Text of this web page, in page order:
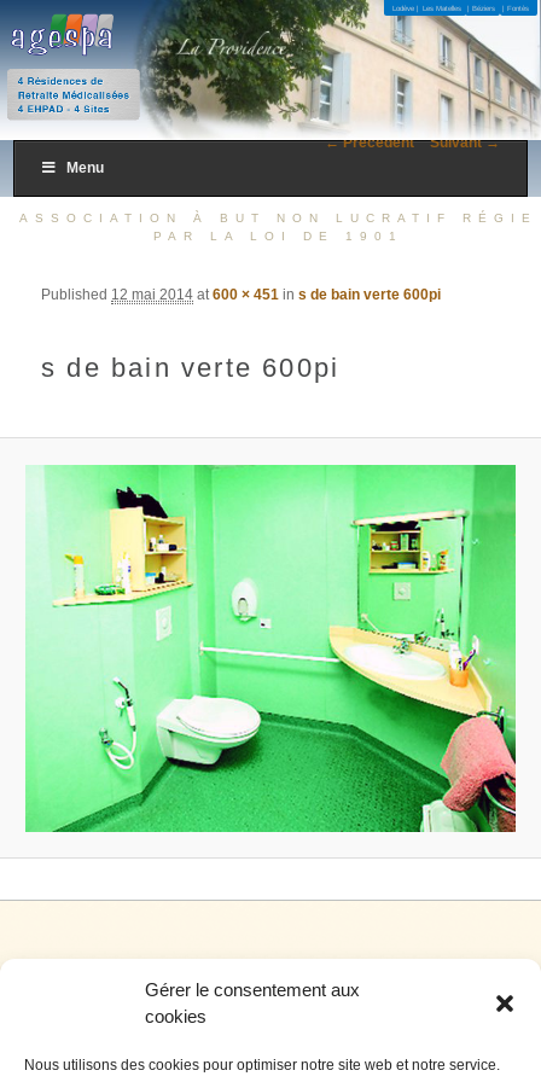
Gérer le consentement aux
cookies
Nous utilisons des cookies pour optimiser notre site web et notre service.
AGESPA
4 Résidences de Retraite Médicalisées 4 EHPAD – 4 Sites Lodève | Les Matelles | Béziers | Fontès
Menu
ASSOCIATION À BUT NON LUCRATIF RÉGIE
PAR LA LOI DE 1901
← Précédent Suivant →
s de bain verte 600pi
Published 12 mai 2014 at600 × 451 ins de bain verte 600pi